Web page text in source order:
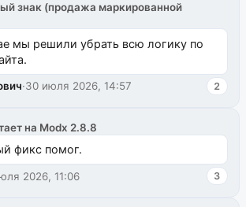
знак (продажа маркированной
мы решили убрать всю логику по
·30 июля 2026, 14:57 2
на Modx 2.8.8
фикс помог.
2026, 11:06 3